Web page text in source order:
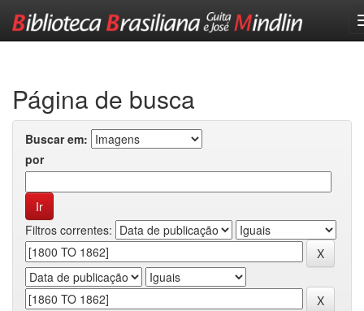
Página de busca
Buscar em:
por
Filtros correntes: